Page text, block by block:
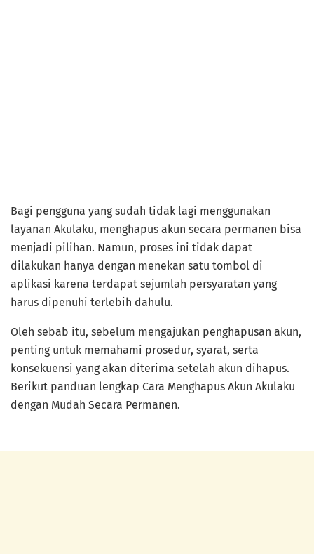
Bagi pengguna yang sudah tidak lagi menggunakan
layanan Akulaku, menghapus akun secara permanen bisa
menjadi pilihan. Namun, proses ini tidak dapat
dilakukan hanya dengan menekan satu tombol di
aplikasi karena terdapat sejumlah persyaratan yang
harus dipenuhi terlebih dahulu.
Oleh sebab itu, sebelum mengajukan penghapusan akun,
penting untuk memahami prosedur, syarat, serta
konsekuensi yang akan diterima setelah akun dihapus.
Berikut panduan lengkap Cara Menghapus Akun Akulaku
dengan Mudah Secara Permanen.